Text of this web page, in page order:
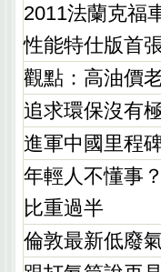
2011法蘭克福
性能特仕版首
觀點：高油價
追求環保沒有
進軍中國里程
年輕人不懂事
比重過半
倫敦最新低廢